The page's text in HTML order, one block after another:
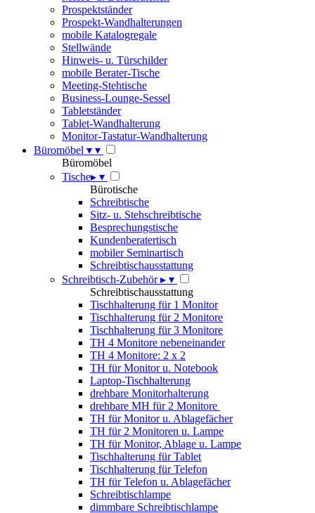
Prospektständer
Prospekt-Wandhalterungen
mobile Katalogregale
Stellwände
Hinweis- u. Türschilder
mobile Berater-Tische
Meeting-Stehtische
Business-Lounge-Sessel
Tabletständer
Tablet-Wandhalterung
Monitor-Tastatur-Wandhalterung
Büromöbel ▾ ▾
Büromöbel
Tische▸ ▾
Bürotische
Schreibtische
Sitz- u. Stehschreibtische
Besprechungstische
Kundenberatertisch
mobiler Seminartisch
Schreibtischausstattung
Schreibtisch-Zubehör▸ ▾
Schreibtischausstattung
Tischhalterung für 1 Monitor
Tischhalterung für 2 Monitore
Tischhalterung für 3 Monitore
TH 4 Monitore nebeneinander
TH 4 Monitore: 2 x 2
TH für Monitor u. Notebook
Laptop-Tischhalterung
drehbare Monitorhalterung
drehbare MH für 2 Monitore
TH für Monitor u. Ablagefächer
TH für 2 Monitoren u. Lampe
TH für Monitor, Ablage u. Lampe
Tischhalterung für Tablet
Tischhalterung für Telefon
TH für Telefon u. Ablagefächer
Schreibtischlampe
dimmbare Schreibtischlampe